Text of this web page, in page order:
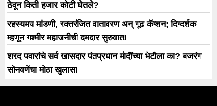
ठेवून किती हजार कोटी घेतले?
रहस्यमय मांडणी, रक्तरंजित वातावरण अन् गूढ कॅप्शन; दिग्दर्शक
म्हणून गश्मीर महाजनीची दमदार सुरुवात!
शरद पवारांचे सर्व खासदार पंतप्रधान मोदींच्या भेटीला का? बजरंग
सोनवणेंचा मोठा खुलासा